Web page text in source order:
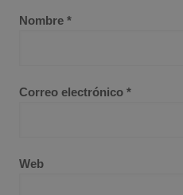
Nombre *
Correo electrónico *
Web